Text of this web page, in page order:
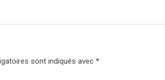
sont indiqués avec *